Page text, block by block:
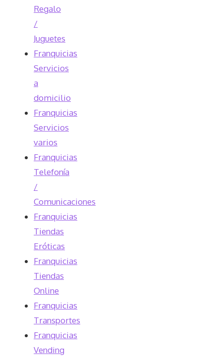
Regalo
/
Juguetes
Franquicias
Servicios
a
domicilio
Franquicias
Servicios
varios
Franquicias
Telefonía
/
Comunicaciones
Franquicias
Tiendas
Eróticas
Franquicias
Tiendas
Online
Franquicias
Transportes
Franquicias
Vending